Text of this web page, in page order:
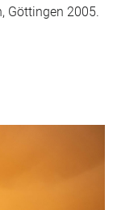
Göttingen 2005.